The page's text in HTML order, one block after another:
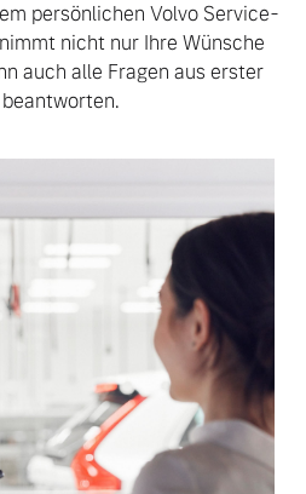
Volvo Selekt
Neuwagenalternative
Editionsmodelle
Jetzt kennenlernen
Mehr erfahren
Sie unsere
Angebote.
persönlichen Volvo Service-
nicht nur Ihre Wünsche
auch alle Fragen aus erster